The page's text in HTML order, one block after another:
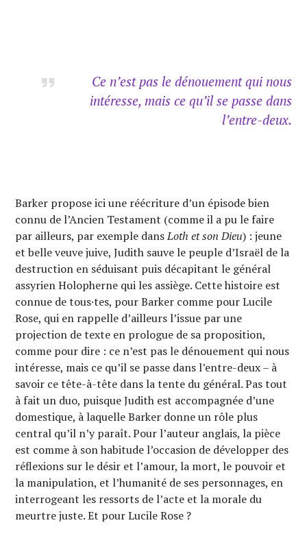
Ce n’est pas le dénouement qui nous
intéresse, mais ce qu’il se passe dans
l’entre-deux.
Barker propose ici une réécriture d’un épisode bien
connu de l’Ancien Testament (comme il a pu le faire
par ailleurs, par exemple dansLoth et son Dieu) : jeune
et belle veuve juive, Judith sauve le peuple d’Israël de la
destruction en séduisant puis décapitant le général
assyrien Holopherne qui les assiège. Cette histoire est
connue de tous·tes, pour Barker comme pour Lucile
Rose, qui en rappelle d’ailleurs l’issue par une
projection de texte en prologue de sa proposition,
comme pour dire : ce n’est pas le dénouement qui nous
intéresse, mais ce qu’il se passe dans l’entre-deux – à
savoir ce tête-à-tête dans la tente du général. Pas tout
à fait un duo, puisque Judith est accompagnée d’une
domestique, à laquelle Barker donne un rôle plus
central qu’il n’y paraît. Pour l’auteur anglais, la pièce
est comme à son habitude l’occasion de développer des
réflexions sur le désir et l’amour, la mort, le pouvoir et
la manipulation, et l’humanité de ses personnages, en
interrogeant les ressorts de l’acte et la morale du
meurtre juste. Et pour Lucile Rose ?